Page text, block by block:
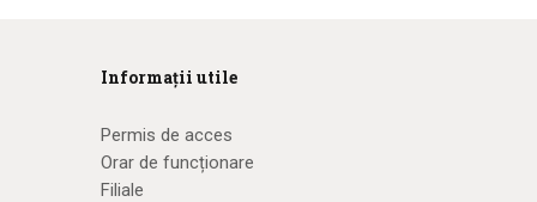
Informații utile
Permis de acces
Orar de funcționare
Filiale